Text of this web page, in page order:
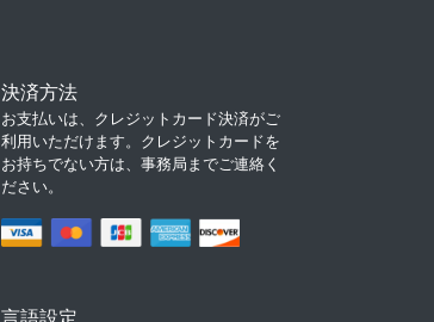
決済方法
お支払いは、クレジットカード決済がご
利用いただけます。クレジットカードを
お持ちでない方は、事務局までご連絡く
ださい。
言語設定